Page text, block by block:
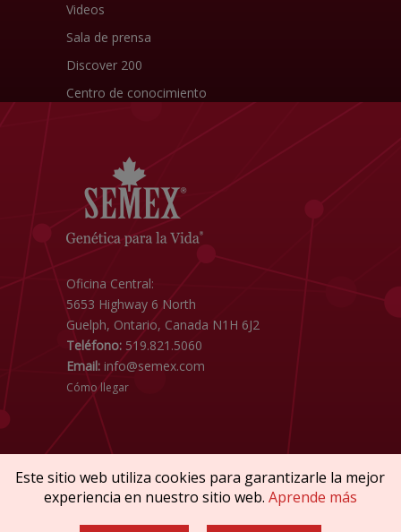
Videos
Sala de prensa
Discover 200
Centro de conocimiento
Oficina Central:
5653 Highway 6 North
Guelph, Ontario, Canada N1H 6J2
Teléfono: 519.821.5060
Email: info@semex.com
Cómo llegar
Copyright © 2026 SEMEX. Todos los derechos
Este sitio web utiliza cookies para garantizarle la mejor
experiencia en nuestro sitio web. Aprende más